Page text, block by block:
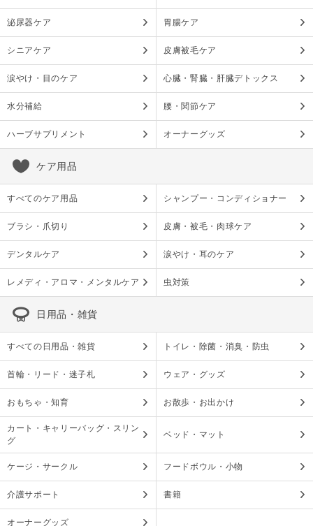
泌尿器ケア 胃腸ケア
シニアケア 皮膚被毛ケア
涙やけ・目のケア 心臓・腎臓・肝臓デトックス
水分補給 腰・関節ケア
ハーブサプリメント オーナーグッズ
ケア用品
すべてのケア用品 シャンプー・コンディショナー
ブラシ・爪切り 皮膚・被毛・肉球ケア
デンタルケア 涙やけ・耳のケア
レメディ・アロマ・メンタルケア 虫対策
日用品・雑貨
すべての日用品・雑貨 トイレ・除菌・消臭・防虫
首輪・リード・迷子札 ウェア・グッズ
おもちゃ・知育 お散歩・お出かけ
カート・キャリーバッグ・スリン
グ
ベッド・マット
ケージ・サークル フードボウル・小物
介護サポート 書籍
オーナーグッズ